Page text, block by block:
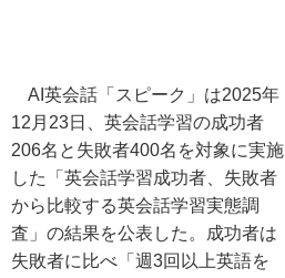
AI英会話「スピーク」は2025年
12月23日、英会話学習の成功者
206名と失敗者400名を対象に実施
した「英会話学習成功者、失敗者
から比較する英会話学習実態調
査」の結果を公表した。成功者は
失敗者に比べ「週3回以上英語を